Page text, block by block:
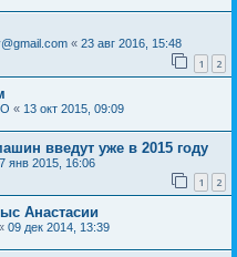
« 23 авг 2016, 15:48
1 2
« 13 окт 2015, 09:09
введут уже в 2015 году
янв 2015, 16:06
1 2
Анастасии
09 дек 2014, 13:39